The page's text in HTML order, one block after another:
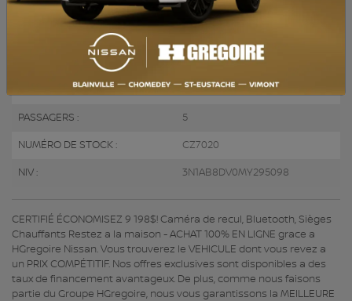
CARBURANT : Essence
COULEUR EXTÉRIEUR :
4
COULEUR INTÉRIEUR: Noir
PASSAGERS : 5
NUMÉRO DE STOCK : CZ7020
NIV : 3N1AB8DV0MY295098
CERTIFIÉ ÉCONOMISEZ 9 198$! Caméra de recul, Bluetooth, Sièges
Chauffants Restez a la maison - ACHAT 100% EN LIGNE grace a
HGregoire Nissan. Vous trouverez le VEHICULE dont vous revez a
un PRIX COMPÉTITIF. Nos offres exclusives sont disponibles a des
taux de financement avantageux. De plus, comme nous faisons
partie du Groupe HGregoire, nous vous garantissons la MEILLEURE